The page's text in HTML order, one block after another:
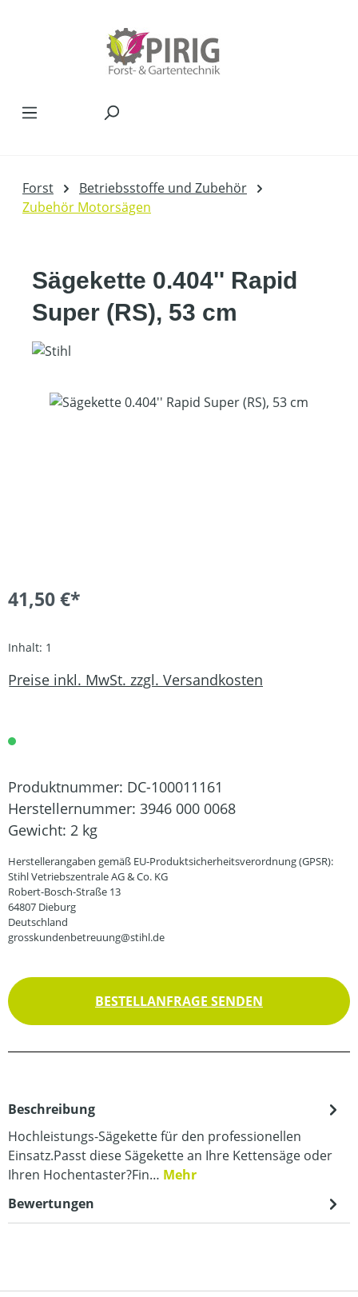
Forst
Betriebsstoffe und Zubehör
Zubehör Motorsägen
Sägekette 0.404'' Rapid
Super (RS), 53 cm
Bildergalerie überspringen
41,50 €*
Inhalt: 1
Preise inkl. MwSt. zzgl. Versandkosten
Produktnummer: DC-100011161
Herstellernummer: 3946 000 0068
Gewicht: 2 kg
Herstellerangaben gemäß EU-Produktsicherheitsverordnung (GPSR):
Stihl Vetriebszentrale AG & Co. KG
Robert-Bosch-Straße 13
64807 Dieburg
Deutschland
grosskundenbetreuung@stihl.de
BESTELLANFRAGE SENDEN
Beschreibung
Hochleistungs-Sägekette für den professionellen
Einsatz.Passt diese Sägekette an Ihre Kettensäge oder
Ihren Hochentaster?Fin… Mehr
Bewertungen